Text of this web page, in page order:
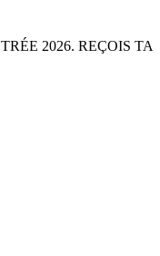
2026. REÇOIS TA